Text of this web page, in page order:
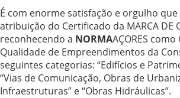
É com enorme satisfação e orgulho
atribuição do Certificado da MARCA DE
reconhecendo a NORMAAÇORES
Qualidade de Empreendimentos da
seguintes categorias: “Edifícios e
“Vias de Comunicação, Obras de
Infraestruturas” e “Obras Hidráulicas”.